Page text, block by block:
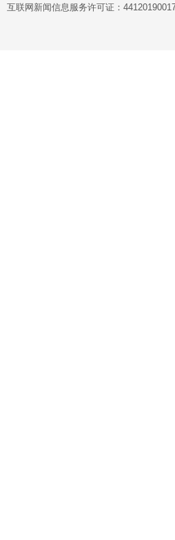
互联网新闻信息服务许可证：